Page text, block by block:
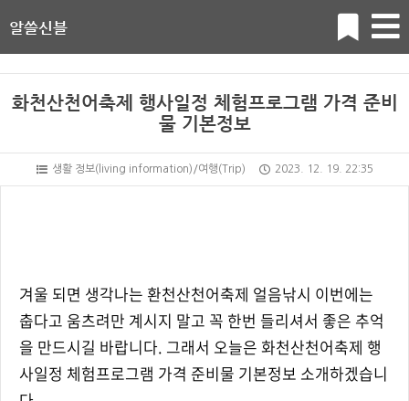
알쓸신블
화천산천어축제 행사일정 체험프로그램 가격 준비
물 기본정보
생활 정보(living information)/여행(Trip) 2023. 12. 19. 22:35
겨울 되면 생각나는 환천산천어축제 얼음낚시 이번에는
춥다고 움츠려만 계시지 말고 꼭 한번 들리셔서 좋은 추억
을 만드시길 바랍니다. 그래서 오늘은 화천산천어축제 행
사일정 체험프로그램 가격 준비물 기본정보 소개하겠습니